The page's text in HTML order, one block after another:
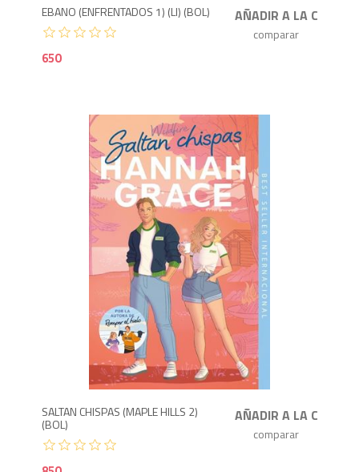
EBANO (ENFRENTADOS 1) (LI) (BOL)
650
SALTAN CHISPAS (MAPLE HILLS 2)
(BOL)